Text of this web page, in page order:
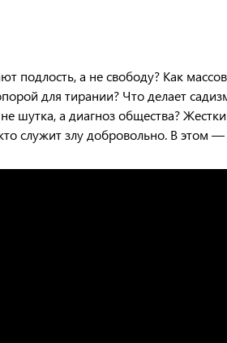
подлость, а не свободу? Как
для тирании? Что делает
шутка, а диагноз общества?
служит злу добровольно. В этом